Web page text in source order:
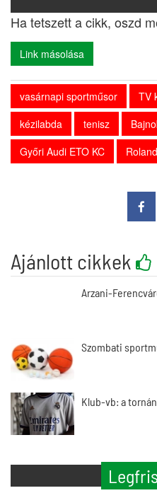
Ha tetszett a cikk, oszd
Link másolása
vasárnapi sportműsor TV
kézilabda
tenisz
Győri Audi ETO KC
Ajánlott cikkek
Arzani-
Szombati
Klub-vb: a